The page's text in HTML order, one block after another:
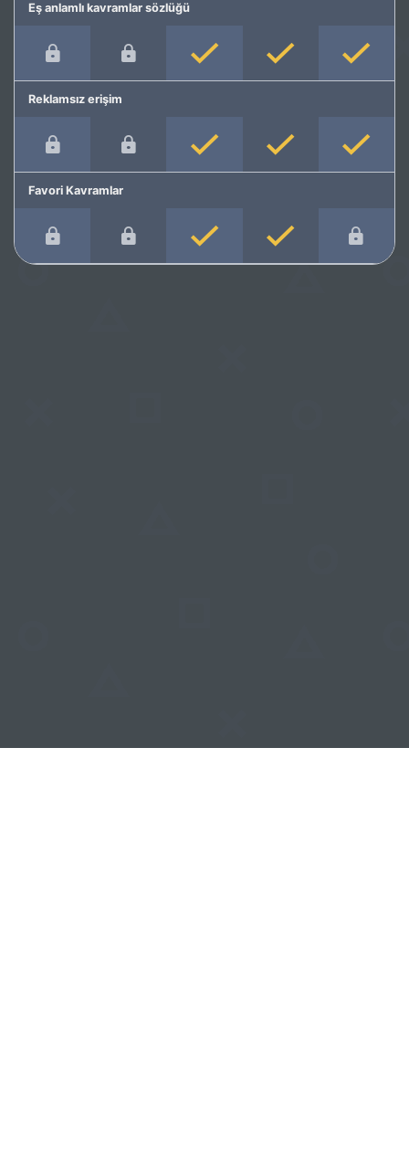
Eş anlamlı kavramlar sözlüğü
Reklamsız erişim
Favori Kavramlar